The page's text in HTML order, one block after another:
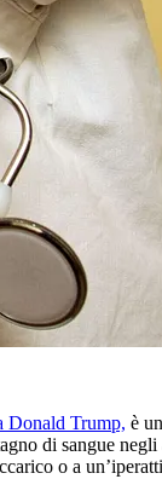
Donald Trump, è
di sangue
o a